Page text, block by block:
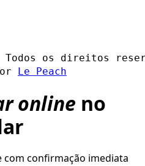
Todos os direitos
Le Peach
online no
com confirmação imediata